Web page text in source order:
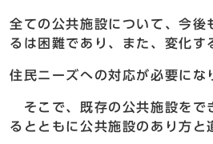
全ての公共施設について、今後
るは困難であり、また、変化す
住民ニーズへの対応が必要にな
そこで、既存の公共施設をで
るとともに公共施設のあり方と